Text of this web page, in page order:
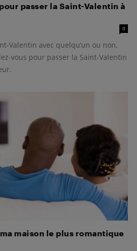
passer la Saint-Valentin à
0
Valentin avec quelqu’un ou non,
vous pour passer la Saint-Valentin
maison le plus romantique